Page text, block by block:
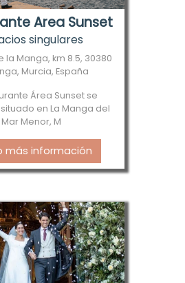
Area Sunset
singulares
la Manga, km 8.5, 30380
Murcia, España
Área Sunset se
en La Manga del
Mar Menor, M
más información